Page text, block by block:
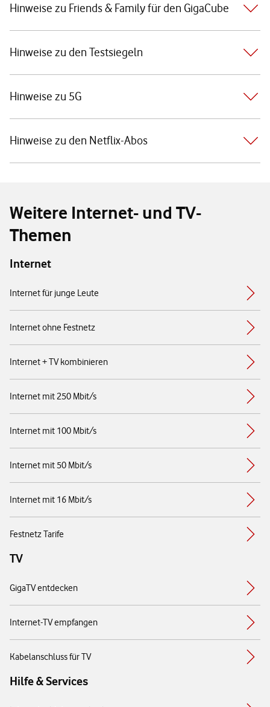
Hinweise zu Friends & Family für den GigaCube
Hinweise zu den Testsiegeln
Hinweise zu 5G
Hinweise zu den Netflix-Abos
Weitere Internet- und TV-
Themen
Internet
Internet für junge Leute
Internet ohne Festnetz
Internet + TV kombinieren
Internet mit 250 Mbit/s
Internet mit 100 Mbit/s
Internet mit 50 Mbit/s
Internet mit 16 Mbit/s
Festnetz Tarife
TV
GigaTV entdecken
Internet-TV empfangen
Kabelanschluss für TV
Hilfe & Services